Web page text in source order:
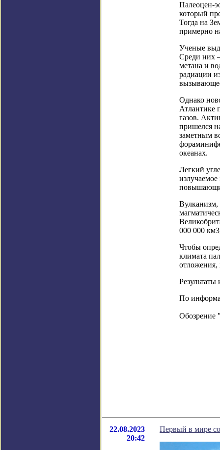
Палеоцен-
который
Тогда на
примерно
Ученые
Среди них
метана и
радиации
Однако
Атлантике
газов.
пришелся
заметным
океанах.
Легкий
Вулканизм,
000 000
Чтобы
климата
отложения,
По
Обозрение
22.08.2023
20:42
Первый в мире